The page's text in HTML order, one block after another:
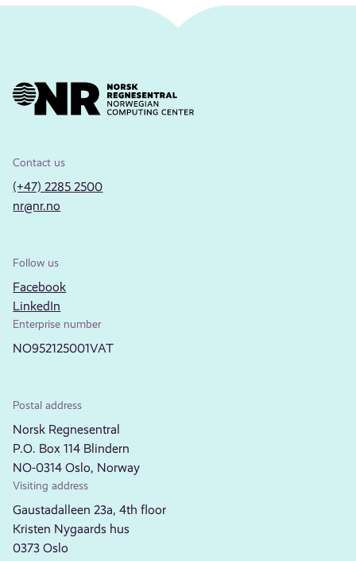
Contact us
(+47) 2285 2500
nr@nr.no
Follow us
Facebook
LinkedIn
Enterprise number
NO952125001VAT
Postal address
Norsk Regnesentral
P.O. Box 114 Blindern
NO-0314 Oslo, Norway
Visiting address
Gaustadalleen 23a, 4th floor
Kristen Nygaards hus
0373 Oslo